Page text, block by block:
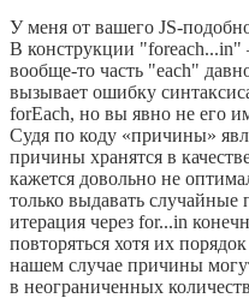
У меня от вашего JS-
В конструкции
вообще-то часть "each"
вызывает ошибку
forEach, но вы явно не его
Судя по коду «причины»
причины хранятся в
кажется довольно не
только выдавать
итерация через for...in
повторяться хотя их
нашем случае причины
в неограниченных